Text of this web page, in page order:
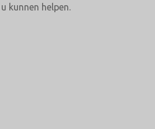
kunnen helpen.